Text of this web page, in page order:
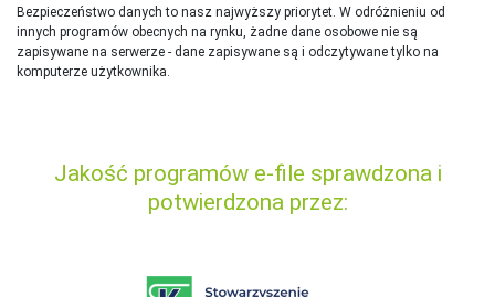
Bezpieczeństwo danych to nasz najwyższy priorytet. W odróżnieniu od
innych programów obecnych na rynku, żadne dane osobowe nie są
zapisywane na serwerze - dane zapisywane są i odczytywane tylko na
komputerze użytkownika.
Jakość programów e-file sprawdzona i
potwierdzona przez: